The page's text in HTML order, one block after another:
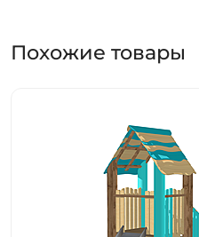
Похожие товары